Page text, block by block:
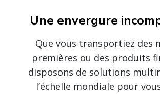
Une envergure
Que vous transportiez des
premières ou des produits
disposons de solutions
l’échelle mondiale pour